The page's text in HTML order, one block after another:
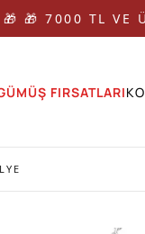
🎁 🎁 7000 TL VE
FIRSATLARI